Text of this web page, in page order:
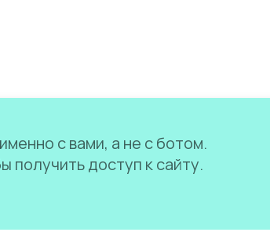
с вами, а не с ботом.
получить доступ к сайту.